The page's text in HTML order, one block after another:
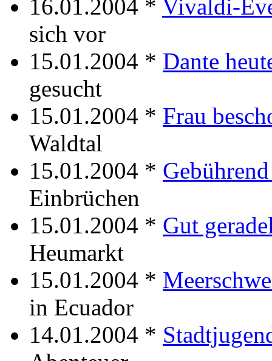
16.01.2004 * Vivaldi-
sich vor
15.01.2004 * Dante
gesucht
15.01.2004 * Frau
Waldtal
15.01.2004 *
Einbrüchen
15.01.2004 * Gut
Heumarkt
15.01.2004 *
in Ecuador
14.01.2004 *